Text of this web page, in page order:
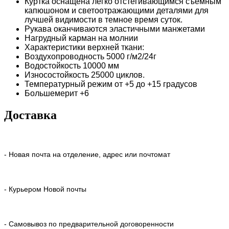
капюшоном и светоотражающими деталями для
лучшей видимости в темное время суток.
Рукава оканчиваются эластичными манжетами
Нагрудный карман на молнии
Характеристики верхней ткани:
Воздухопроводность 5000 г/м2/24г
Водостойкость 10000 мм
Износостойкость 25000 циклов.
Температурный режим от +5 до +15 градусов
Большемерит +6
Доставка
- Новая почта на отделение, адрес или почтомат
- Курьером Новой почты
- Самовывоз по предварительной договоренности